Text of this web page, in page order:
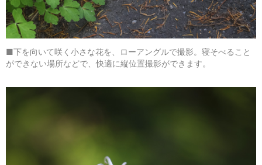
■下を向いて咲く小さな花を、ローアングルで撮影。寝そべること
ができない場所などで、快適に縦位置撮影ができます。